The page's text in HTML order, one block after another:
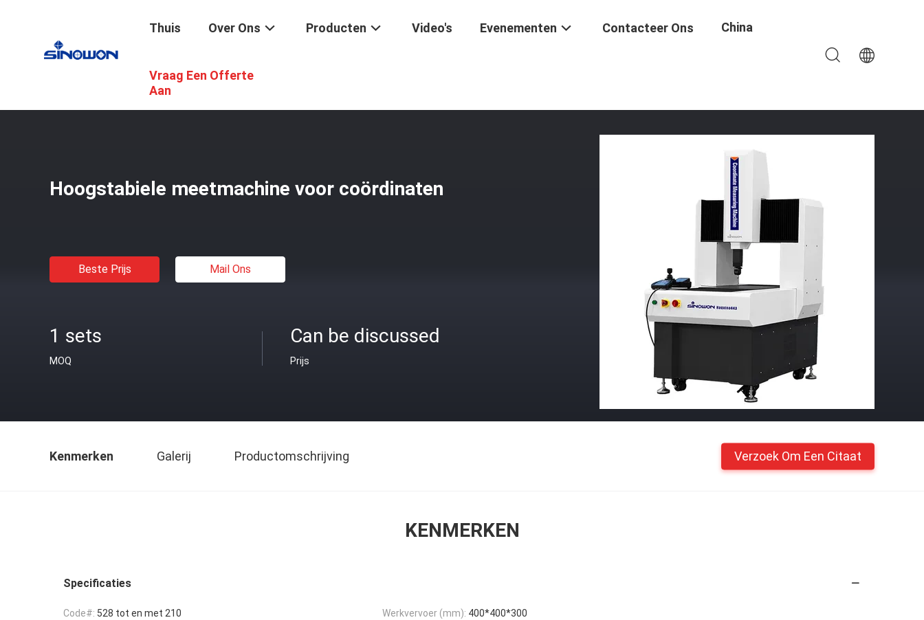
Thuis Over Ons Producten Video's Evenementen Contacteer Ons China
Vraag Een Offerte
Aan
Coördineren Van Meetmachines
Hoogstabiele meetmachine voor coördinaten
Beste Prijs Mail Ons
1 sets
MOQ
Can be discussed
Prijs
Kenmerken Galerij Productomschrijving Verzoek Om Een Citaat
KENMERKEN
Specificaties
Code#: 528 tot en met 210 Werkvervoer (mm): 400*400*300